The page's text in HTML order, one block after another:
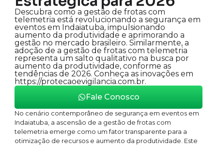
Descubra como a gestão de frotas com
telemetria está revolucionando a segurança em
eventos em Indaiatuba, impulsionando
aumento da produtividade e aprimorando a
gestão no mercado brasileiro. Similarmente, a
adoção de a gestão de frotas com telemetria
representa um salto qualitativo na busca por
aumento da produtividade, conforme as
tendências de 2026. Conheça as inovações em
https://protecaoevigilancia.com.br.
Fale Conosco
No cenário contemporâneo de segurança em eventos em
Indaiatuba, a ascensão de a gestão de frotas com
telemetria emerge como um fator transparente para a
otimização de recursos e aumento da produtividade. Este